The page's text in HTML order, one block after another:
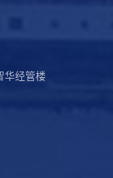
华经管楼